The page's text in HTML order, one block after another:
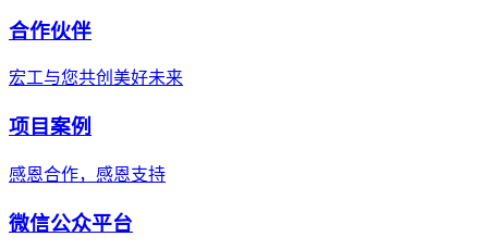
合作伙伴
宏工与您共创美好未来
项目案例
感恩合作，感恩支持
微信公众平台